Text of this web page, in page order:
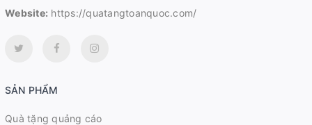
Website: https://quatangtoanquoc.com/
SẢN PHẨM
Quà tặng quảng cáo